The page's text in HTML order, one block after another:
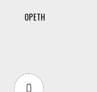
OPETH
0